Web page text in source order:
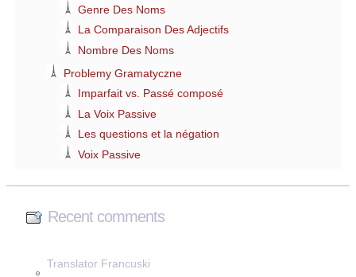
Genre Des Noms
La Comparaison Des Adjectifs
Nombre Des Noms
Problemy Gramatyczne
Imparfait vs. Passé composé
La Voix Passive
Les questions et la négation
Voix Passive
Recent comments
Translator Francuski